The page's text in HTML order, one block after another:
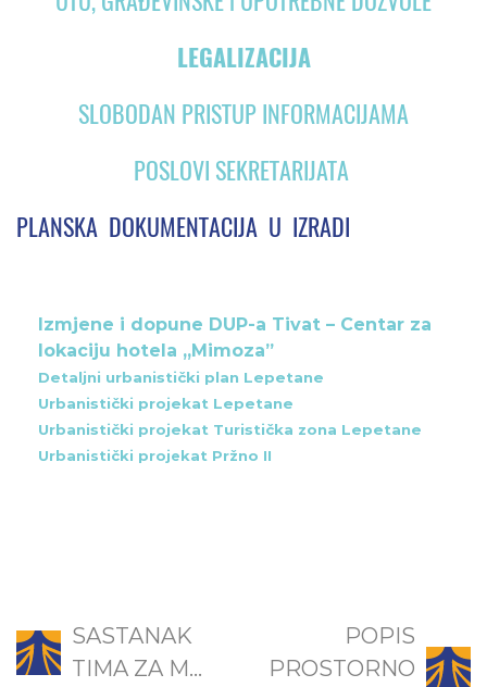
LEGALIZACIJA
SLOBODAN PRISTUP INFORMACIJAMA
POSLOVI SEKRETARIJATA
PLANSKA DOKUMENTACIJA U IZRADI
Izmjene i dopune DUP-a Tivat – Centar za
lokaciju hotela „Mimoza”
Detaljni urbanistički plan Lepetane
Urbanistički projekat Lepetane
Urbanistički projekat Turistička zona Lepetane
Urbanistički projekat Pržno II
SASTANAK
TIMA ZA M...
POPIS
PROSTORNO